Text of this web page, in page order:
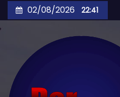
to
02/08/2026 22:41